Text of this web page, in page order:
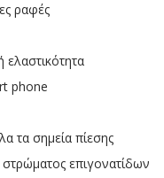
ραφές
phone
τα σημεία πίεσης
επιγονατίδων